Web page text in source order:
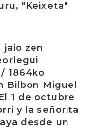
"Keixeta"
jaio zen
1864ko
Bilbon Miguel
1 de octubre
y la señorita
desde un